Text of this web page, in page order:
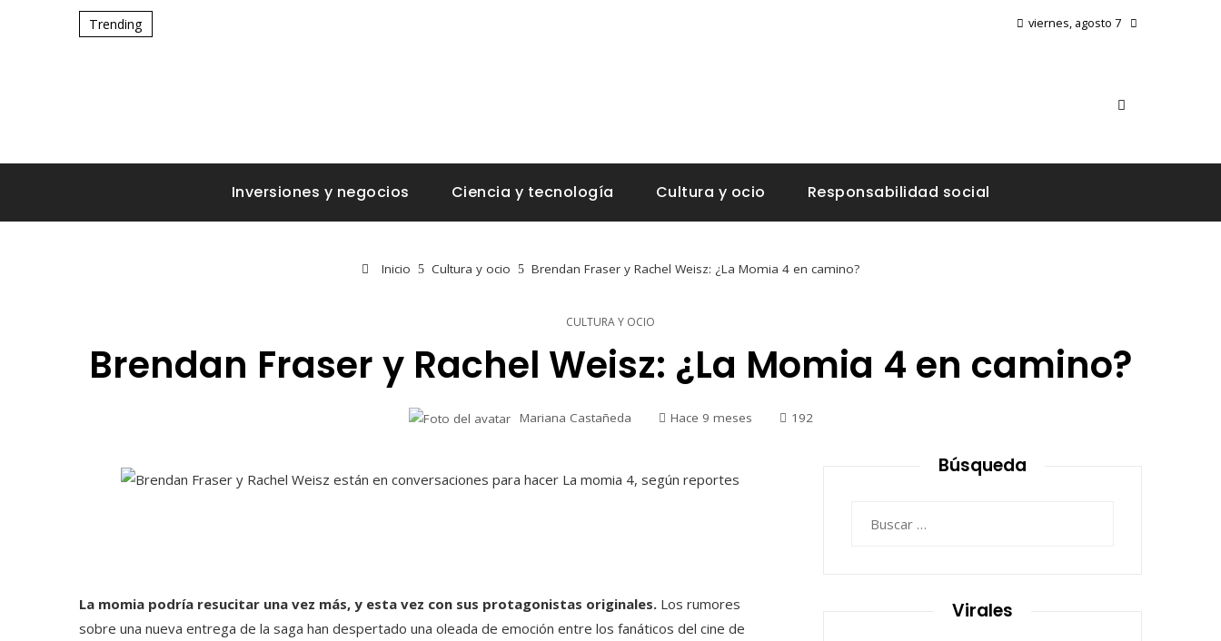
Trending viernes, agosto 7
Inversiones y negocios Ciencia y tecnología Cultura y ocio Responsabilidad social
Inicio Cultura y ocio Brendan Fraser y Rachel Weisz: ¿La Momia 4 en camino?
CULTURA Y OCIO
Brendan Fraser y Rachel Weisz: ¿La Momia 4 en camino?
Mariana Castañeda Hace 9 meses 192
La momia podría resucitar una vez más, y esta vez con sus protagonistas originales. Los rumores
sobre una nueva entrega de la saga han despertado una oleada de emoción entre los fanáticos del cine de
Búsqueda
Virales